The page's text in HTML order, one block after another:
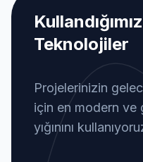
Teknolojiler
Projelerinizin
için en modern ve
yığınını